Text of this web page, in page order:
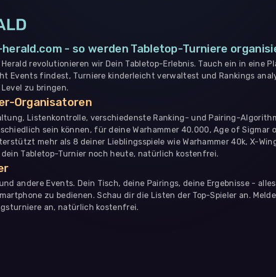
- so werden Tabletop-Turniere
Herald revolutionieren wir Dein Tabletop-Erlebnis. Tauch ein in eine
Events findest, Turniere kinderleicht verwaltest und Rankings
zu bringen.
Organisatoren
Listenkontrolle, verschiedenste Ranking- und Pairing-
sein können, für deine Warhammer 40.000, Age of Sigmar
mehr als 8 deiner Lieblingsspiele wie Warhammer 40k, X-
dein Tabletop-Turnier noch heute, natürlich kostenfrei.
andere Events. Dein Tisch, deine Pairings, deine Ergebnisse -
zu bedienen. Schau dir die Listen der Top-Spieler an.
an, natürlich kostenfrei.